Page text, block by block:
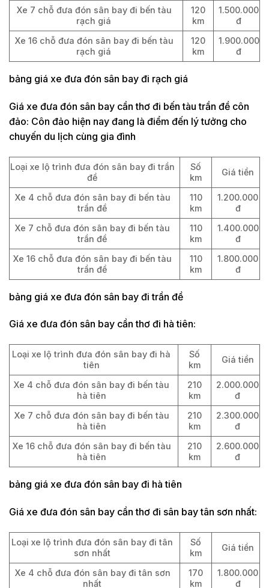
Xe 7 chỗ đưa đón sân bay đi bến tàu
rạch giá
120
km
1.500.000
đ
Xe 16 chỗ đưa đón sân bay đi bến tàu
rạch giá
120
km
1.900.000
đ
bảng giá xe đưa đón sân bay đi rạch giá
Giá xe đưa đón sân bay cần thơ đi bến tàu trần đề côn
đảo: Côn đảo hiện nay đang là điểm đến lý tưởng cho
chuyến du lịch cùng gia đình
Loại xe lộ trình đưa đón sân bay đi trần
đề
Số
km
Giá tiền
Xe 4 chỗ đưa đón sân bay đi bến tàu
trần đề
110
km
1.200.000
đ
Xe 7 chỗ đưa đón sân bay đi bến tàu
trần đề
110
km
1.400.000
đ
Xe 16 chỗ đưa đón sân bay đi bến tàu
trần đề
110
km
1.800.000
đ
bảng giá xe đưa đón sân bay đi trần đề
Giá xe đưa đón sân bay cần thơ đi hà tiên:
Loại xe lộ trình đưa đón sân bay đi hà
tiên
Số
km
Giá tiền
Xe 4 chỗ đưa đón sân bay đi bến tàu
hà tiên
210
km
2.000.000
đ
Xe 7 chỗ đưa đón sân bay đi bến tàu
hà tiên
210
km
2.300.000
đ
Xe 16 chỗ đưa đón sân bay đi bến tàu
hà tiên
210
km
2.600.000
đ
bảng giá xe đưa đón sân bay đi hà tiên
Giá xe đưa đón sân bay cần thơ đi sân bay tân sơn nhất:
Loại xe lộ trình đưa đón sân bay đi tân
sơn nhất
Số
km
Giá tiền
Xe 4 chỗ đưa đón sân bay đi tân sơn
nhất
170
km
1.800.000
đ